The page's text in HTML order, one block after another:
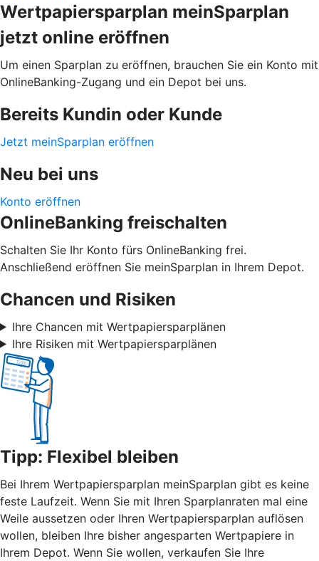
Wertpapiersparplan meinSparplan
jetzt online eröffnen
Um einen Sparplan zu eröffnen, brauchen Sie ein Konto mit
OnlineBanking-Zugang und ein Depot bei uns.
Bereits Kundin oder Kunde
Jetzt meinSparplan eröffnen
Neu bei uns
Konto eröffnen
OnlineBanking freischalten
Schalten Sie Ihr Konto fürs OnlineBanking frei.
Anschließend eröffnen Sie meinSparplan in Ihrem Depot.
Chancen und Risiken
Ihre Chancen mit Wertpapiersparplänen
Ihre Risiken mit Wertpapiersparplänen
Tipp: Flexibel bleiben
Bei Ihrem Wertpapiersparplan meinSparplan gibt es keine
feste Laufzeit. Wenn Sie mit Ihren Sparplanraten mal eine
Weile aussetzen oder Ihren Wertpapiersparplan auflösen
wollen, bleiben Ihre bisher angesparten Wertpapiere in
Ihrem Depot. Wenn Sie wollen, verkaufen Sie Ihre